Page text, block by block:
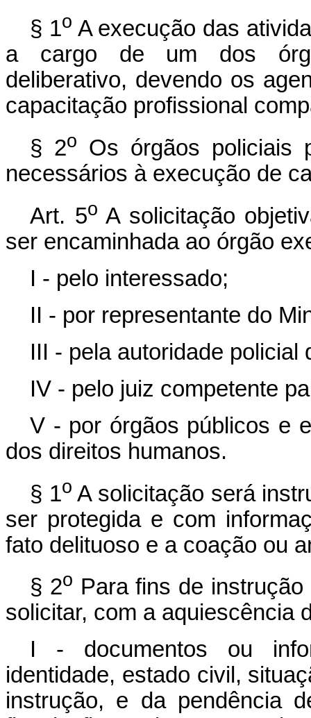
§ 1o A execução das
a cargo de um dos
deliberativo, devendo os
capacitação profissional
§ 2o
Os órgãos policiais
necessários à execução de
Art. 5o A solicitação
ser encaminhada ao órgão
I - pelo interessado;
II - por representante do
III - pela autoridade
IV - pelo juiz competente
V - por órgãos públicos e
dos direitos humanos.
§ 1o A solicitação será
ser protegida e com
fato delituoso e a coação ou
§ 2o Para fins de
solicitar, com a aquiescência
I - documentos ou
identidade, estado civil,
instrução, e da pendência